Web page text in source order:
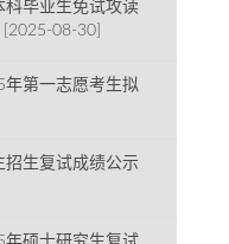
科毕业生免试攻读
08-30]
第一志愿考生拟
招生复试成绩公示